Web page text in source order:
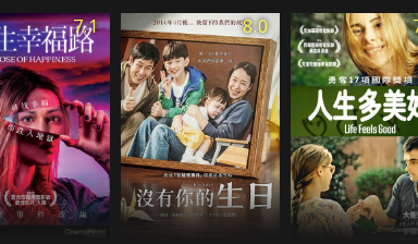
7.1 8.0